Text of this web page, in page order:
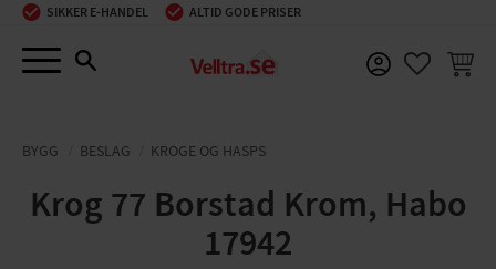
Menu
SIKKER E-HANDEL ALTID GODE PRISER
BYGG BESLAG KROGE OG HASPS
Krog 77 Borstad Krom, Habo
17942